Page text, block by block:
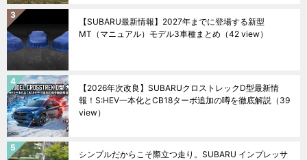
【SUBARU最新情報】2027年までに登場する新型
MT（マニュアル）モデル3車種まとめ （42 view）
【2026年次改良】SUBARUクロストレックD型最新情
報！S:HEV一本化とCB18ターボ追加の噂を徹底解説 （39
view）
シンプルだからこそ際立つ走り。SUBARU インプレッサ